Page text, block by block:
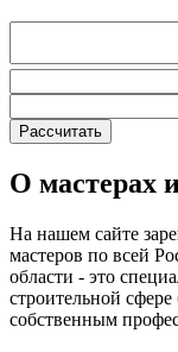
О мастерах
На нашем сайте
мастеров по всей
области - это
строительной
собственным